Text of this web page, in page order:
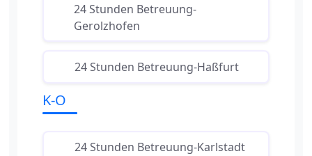
24 Stunden Betreuung-
Gerolzhofen
24 Stunden Betreuung-Haßfurt
K-O
24 Stunden Betreuung-Karlstadt